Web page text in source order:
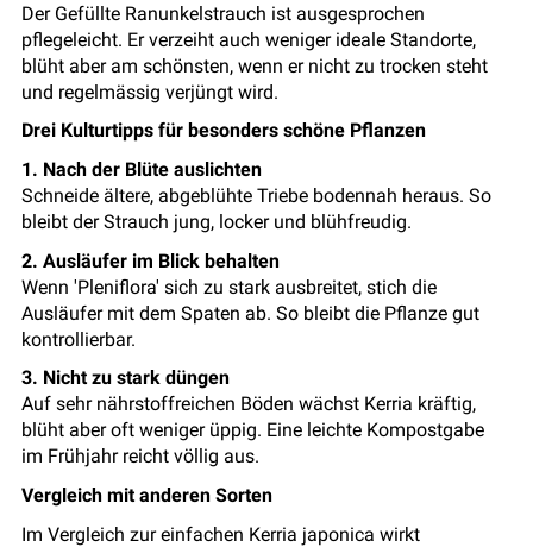
Der Gefüllte Ranunkelstrauch ist ausgesprochen
pflegeleicht. Er verzeiht auch weniger ideale Standorte,
blüht aber am schönsten, wenn er nicht zu trocken steht
und regelmässig verjüngt wird.
Drei Kulturtipps für besonders schöne Pflanzen
1. Nach der Blüte auslichten
Schneide ältere, abgeblühte Triebe bodennah heraus. So
bleibt der Strauch jung, locker und blühfreudig.
2. Ausläufer im Blick behalten
Wenn 'Pleniflora' sich zu stark ausbreitet, stich die
Ausläufer mit dem Spaten ab. So bleibt die Pflanze gut
kontrollierbar.
3. Nicht zu stark düngen
Auf sehr nährstoffreichen Böden wächst Kerria kräftig,
blüht aber oft weniger üppig. Eine leichte Kompostgabe
im Frühjahr reicht völlig aus.
Vergleich mit anderen Sorten
Im Vergleich zur einfachen Kerria japonica wirkt